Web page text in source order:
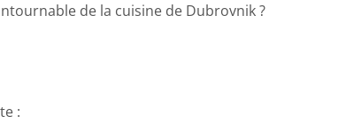
de la cuisine de Dubrovnik ?
: